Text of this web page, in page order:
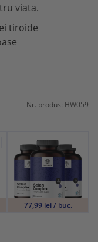
viata.
tiroide
Nr. produs: HW059
77,99 lei / buc.